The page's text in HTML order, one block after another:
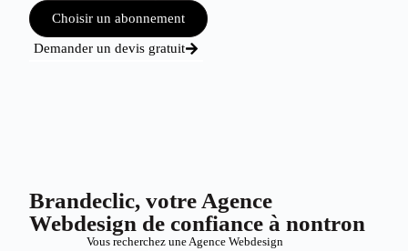
Choisir un abonnement
Demander un devis gratuit
Brandeclic, votre Agence
Webdesign de confiance à nontron
Vous recherchez une Agence Webdesign